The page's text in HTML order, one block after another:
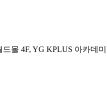
몰 4F, YG KPLUS 아카데미